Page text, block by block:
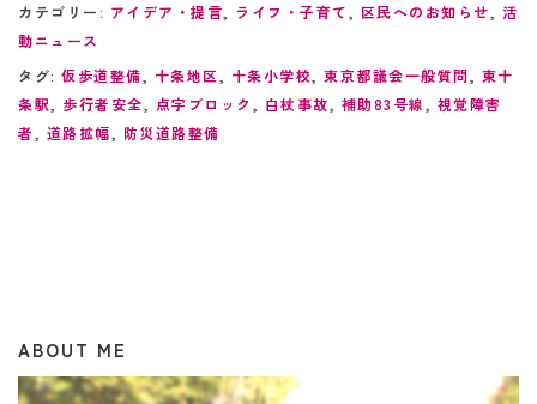
カテゴリー: アイデア・提言, ライフ・子育て , 区民へのお知らせ, 活
動ニュース
タグ: 仮歩道整備, 十条地区, 十条小学校, 東京都議会一般質問, 東十
条駅, 歩行者安全, 点字ブロック , 白杖事故, 補助83号線 , 視覚障害
者 , 道路拡幅, 防災道路整備
ABOUT ME